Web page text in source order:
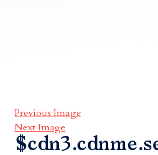
Previous Image
Next Image